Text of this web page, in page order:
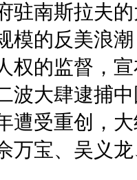
政府驻南斯拉
模的反美浪
权的监督，
波大肆逮捕
遭受重创，
万宝、吴义